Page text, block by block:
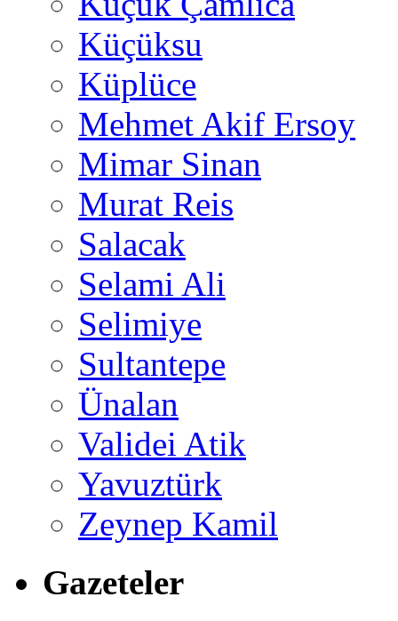
Küçüksu
Küplüce
Mehmet Akif Ersoy
Mimar Sinan
Murat Reis
Salacak
Selami Ali
Selimiye
Sultantepe
Ünalan
Validei Atik
Yavuztürk
Zeynep Kamil
Gazeteler